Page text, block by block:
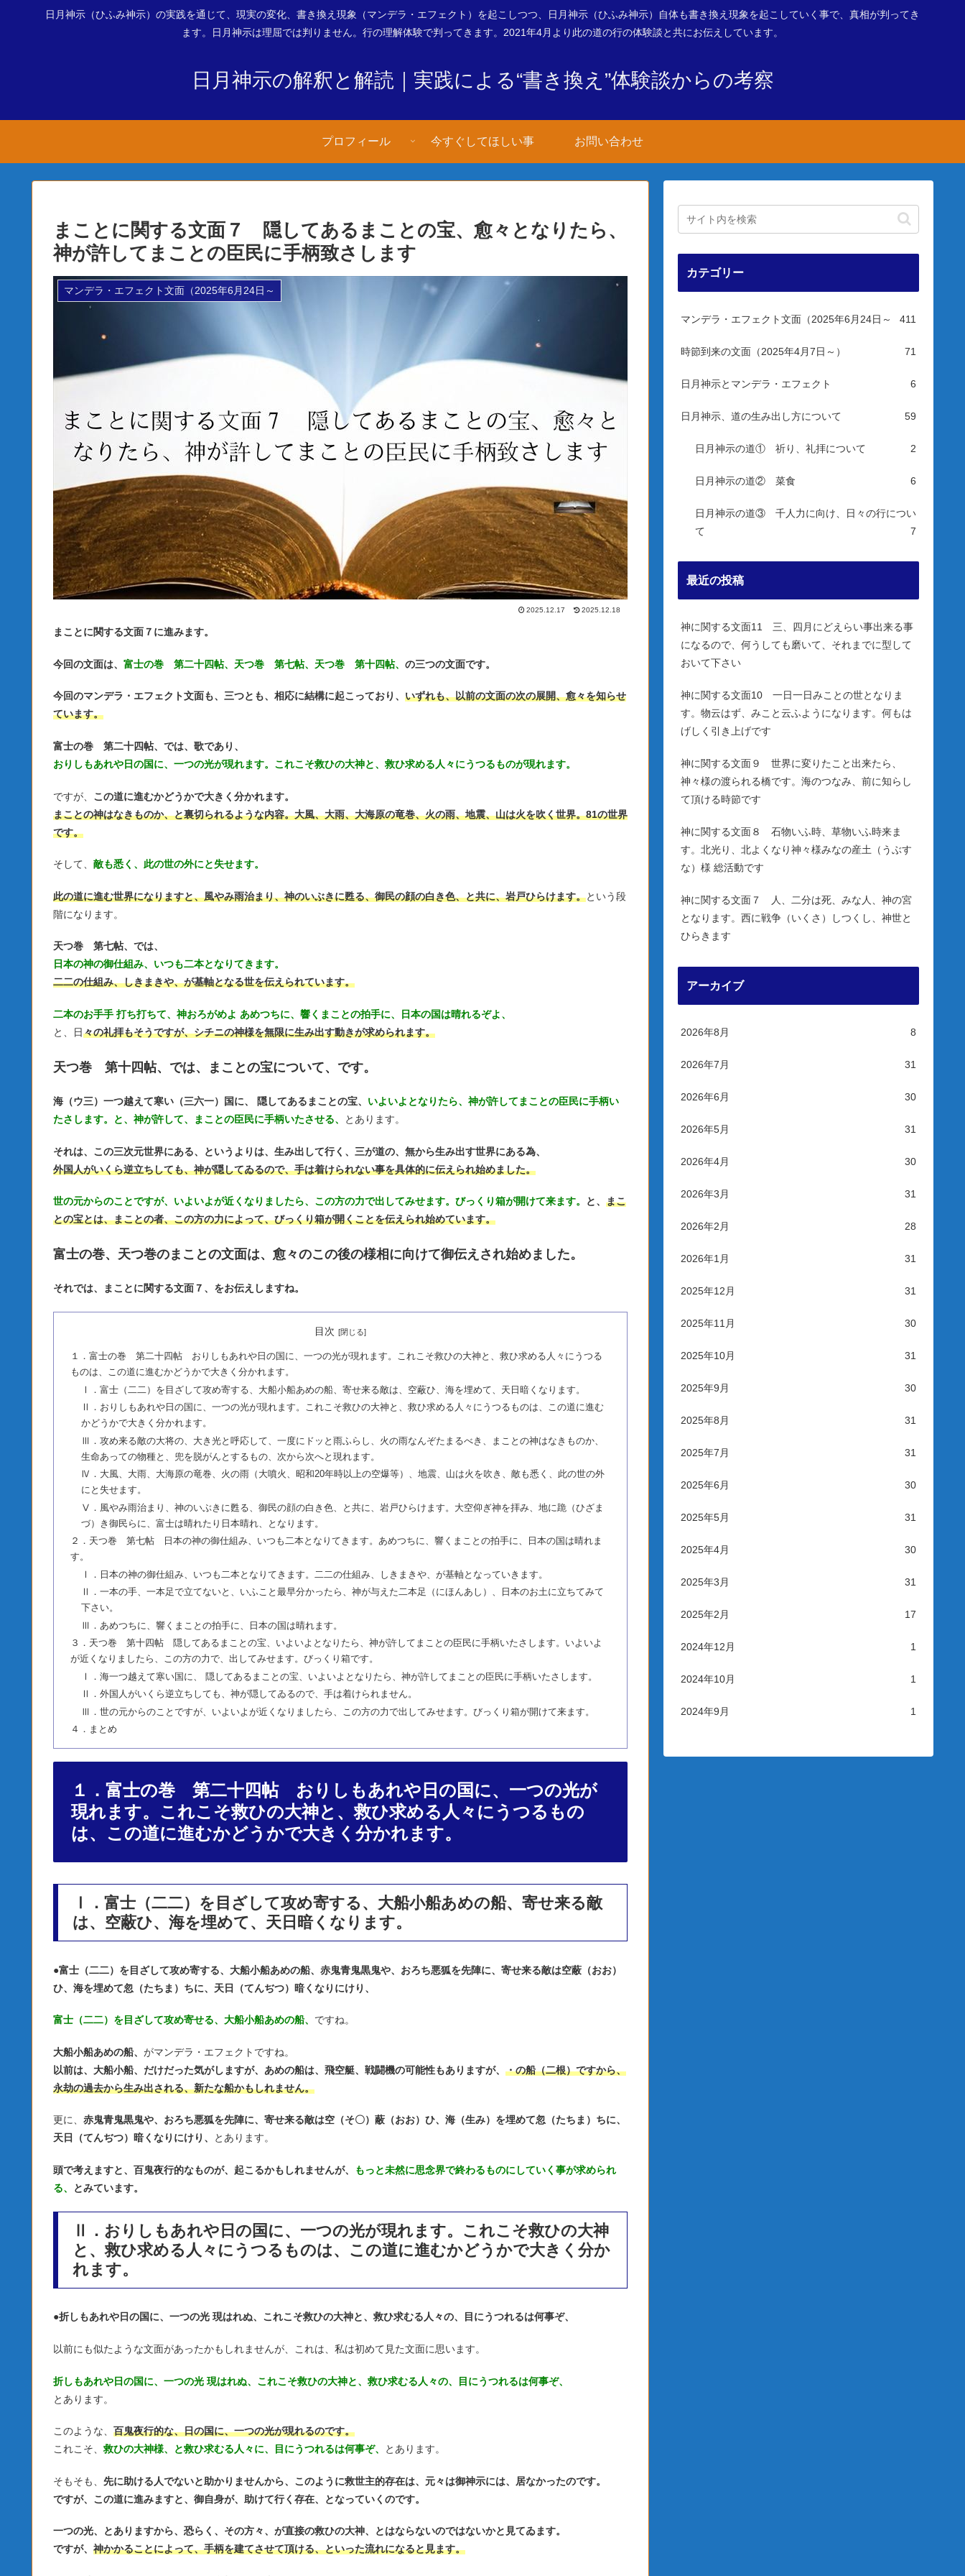
日月神示（ひふみ神示）の実践を通じて、現実の変化、書き換え現象（マンデラ・エフェクト）を起こしつつ、日月神示（ひふみ神示）自体も書き換え現象を起こしていく事で、真相が判ってき
ます。日月神示は理屈では判りません。行の理解体験で判ってきます。2021年4月より此の道の行の体験談と共にお伝えしています。
日月神示の解釈と解読｜実践による“書き換え”体験談からの考察
プロフィール 今すぐしてほしい事 お問い合わせ
まことに関する文面７ 隠してあるまことの宝、愈々となりたら、
神が許してまことの臣民に手柄致さします
マンデラ・エフェクト文面（2025年6月24日～
2025.12.17 2025.12.18
まことに関する文面７に進みます。
今回の文面は、 富士の巻 第二十四帖、天つ巻 第七帖、天つ巻 第十四帖、 の三つの文面です。
今回のマンデラ・エフェクト文面も、三つとも、相応に結構に起こっており、 いずれも、以前の文面の次の展開、愈々を知らせ
ています。
富士の巻 第二十四帖、では、歌であり、
おりしもあれや日の国に、一つの光が現れます。これこそ救ひの大神と、救ひ求める人々にうつるものが現れます。
ですが、 この道に進むかどうかで大きく分かれます。
まことの神はなきものか、と裏切られるような内容。大風、大雨、大海原の竜巻、火の雨、地震、山は火を吹く世界。81の世界
です。
そして、 敵も悉く、此の世の外にと失せます。
此の道に進む世界になりますと、風やみ雨治まり、神のいぶきに甦る、御民の顔の白き色、と共に、岩戸ひらけます。という段
階になります。
天つ巻 第七帖、では、
日本の神の御仕組み、いつも二本となりてきます。
二二の仕組み、しきまきや、が基軸となる世を伝えられています。
二本のお手手 打ち打ちて、神おろがめよ あめつちに、響くまことの拍手に、日本の国は晴れるぞよ、
と、日々の礼拝もそうですが、シチニの神様を無限に生み出す動きが求められます。
天つ巻 第十四帖、では、まことの宝について、です。
海（ウ三）一つ越えて寒い（三六一）国に、 隠してあるまことの宝、 いよいよとなりたら、神が許してまことの臣民に手柄い
たさします。と、神が許して、まことの臣民に手柄いたさせる、
とあります。
それは、この三次元世界にある、というよりは、生み出して行く、三が道の、無から生み出す世界にある為、
外国人がいくら逆立ちしても、神が隠してゐるので、手は着けられない事を具体的に伝えられ始めました。
世の元からのことですが、いよいよが近くなりましたら、この方の力で出してみせます。びっくり箱が開けて来ます。 と、 まこ
との宝とは、まことの者、この方の力によって、びっくり箱が開くことを伝えられ始めています。
富士の巻、天つ巻のまことの文面は、愈々のこの後の様相に向けて御伝えされ始めました。
それでは、まことに関する文面７、をお伝えしますね。
目次
１．富士の巻 第二十四帖 おりしもあれや日の国に、一つの光が現れます。これこそ救ひの大神と、救ひ求める人々にうつる
ものは、この道に進むかどうかで大きく分かれます。
Ⅰ．富士（二二）を目ざして攻め寄する、大船小船あめの船、寄せ来る敵は、空蔽ひ、海を埋めて、天日暗くなります。
Ⅱ．おりしもあれや日の国に、一つの光が現れます。これこそ救ひの大神と、救ひ求める人々にうつるものは、この道に進む
かどうかで大きく分かれます。
Ⅲ．攻め来る敵の大将の、大き光と呼応して、一度にドッと雨ふらし、火の雨なんぞたまるべき、まことの神はなきものか、
生命あっての物種と、兜を脱がんとするもの、次から次へと現れます。
Ⅳ．大風、大雨、大海原の竜巻、火の雨（大噴火、昭和20年時以上の空爆等）、地震、山は火を吹き、敵も悉く、此の世の外
にと失せます。
Ⅴ．風やみ雨治まり、神のいぶきに甦る、御民の顔の白き色、と共に、岩戸ひらけます。大空仰ぎ神を拝み、地に跪（ひざま
づ）き御民らに、富士は晴れたり日本晴れ、となります。
２．天つ巻 第七帖 日本の神の御仕組み、いつも二本となりてきます。あめつちに、響くまことの拍手に、日本の国は晴れま
す。
Ⅰ．日本の神の御仕組み、いつも二本となりてきます。二二の仕組み、しきまきや、が基軸となっていきます。
Ⅱ．一本の手、一本足で立てないと、いふこと最早分かったら、神が与えた二本足（にほんあし）、日本のお土に立ちてみて
下さい。
Ⅲ．あめつちに、響くまことの拍手に、日本の国は晴れます。
３．天つ巻 第十四帖 隠してあるまことの宝、いよいよとなりたら、神が許してまことの臣民に手柄いたさします。いよいよ
が近くなりましたら、この方の力で、出してみせます。びっくり箱です。
Ⅰ．海一つ越えて寒い国に、 隠してあるまことの宝、いよいよとなりたら、神が許してまことの臣民に手柄いたさします。
Ⅱ．外国人がいくら逆立ちしても、神が隠してゐるので、手は着けられません。
Ⅲ．世の元からのことですが、いよいよが近くなりましたら、この方の力で出してみせます。びっくり箱が開けて来ます。
４．まとめ
１．富士の巻 第二十四帖 おりしもあれや日の国に、一つの光が
現れます。これこそ救ひの大神と、救ひ求める人々にうつるもの
は、この道に進むかどうかで大きく分かれます。
Ⅰ．富士（二二）を目ざして攻め寄する、大船小船あめの船、寄せ来る敵
は、空蔽ひ、海を埋めて、天日暗くなります。
●富士（二二）を目ざして攻め寄する、大船小船あめの船、赤鬼青鬼黒鬼や、おろち悪狐を先陣に、寄せ来る敵は空蔽（おお）
ひ、海を埋めて忽（たちま）ちに、天日（てんぢつ）暗くなりにけり、
富士（二二）を目ざして攻め寄せる、大船小船あめの船、 ですね。
大船小船あめの船、 がマンデラ・エフェクトですね。
以前は、大船小船、だけだった気がしますが、あめの船は、飛空艇、戦闘機の可能性もありますが、 ・の船（二根）ですから、
永劫の過去から生み出される、新たな船かもしれません。
更に、 赤鬼青鬼黒鬼や、おろち悪狐を先陣に、寄せ来る敵は空（そ〇）蔽（おお）ひ、海（生み）を埋めて忽（たちま）ちに、
天日（てんぢつ）暗くなりにけり、
とあります。
頭で考えますと、百鬼夜行的なものが、起こるかもしれませんが、
もっと未然に思念界で終わるものにしていく事が求められ
る、
とみています。
Ⅱ．おりしもあれや日の国に、一つの光が現れます。これこそ救ひの大神
と、救ひ求める人々にうつるものは、この道に進むかどうかで大きく分か
れます。
●折しもあれや日の国に、一つの光 現はれぬ、これこそ救ひの大神と、救ひ求むる人々の、目にうつれるは何事ぞ、
以前にも似たような文面があったかもしれませんが、これは、私は初めて見た文面に思います。
折しもあれや日の国に、一つの光 現はれぬ、これこそ救ひの大神と、救ひ求むる人々の、目にうつれるは何事ぞ、
とあります。
このような、 百鬼夜行的な、日の国に、一つの光が現れるのです。
これこそ、救ひの大神様、と救ひ求むる人々に、目にうつれるは何事ぞ、 とあります。
そもそも、 先に助ける人でないと助かりませんから、このように救世主的存在は、元々は御神示には、居なかったのです。
ですが、この道に進みますと、御自身が、助けて行く存在、となっていくのです。
一つの光、とありますから、恐らく、その方々、が直接の救ひの大神、とはならないのではないかと見てゐます。
ですが、 神かかることによって、手柄を建てさせて頂ける、といった流れになると見ます。
カテゴリー
マンデラ・エフェクト文面（2025年6月24日～ 411
時節到来の文面（2025年4月7日～） 71
日月神示とマンデラ・エフェクト 6
日月神示、道の生み出し方について 59
日月神示の道① 祈り、礼拝について 2
日月神示の道② 菜食 6
日月神示の道③ 千人力に向け、日々の行につい
て
7
最近の投稿
神に関する文面11 三、四月にどえらい事出来る事
になるので、何うしても磨いて、それまでに型して
おいて下さい
神に関する文面10 一日一日みことの世となりま
す。物云はず、みこと云ふようになります。何もは
げしく引き上げです
神に関する文面９ 世界に変りたこと出来たら、
神々様の渡られる橋です。海のつなみ、前に知らし
て頂ける時節です
神に関する文面８ 石物いふ時、草物いふ時来ま
す。北光り、北よくなり神々様みなの産土（うぶす
な）様 総活動です
神に関する文面７ 人、二分は死、みな人、神の宮
となります。西に戦争（いくさ）しつくし、神世と
ひらきます
アーカイブ
2026年8月 8
2026年7月 31
2026年6月 30
2026年5月 31
2026年4月 30
2026年3月 31
2026年2月 28
2026年1月 31
2025年12月 31
2025年11月 30
2025年10月 31
2025年9月 30
2025年8月 31
2025年7月 31
2025年6月 30
2025年5月 31
2025年4月 30
2025年3月 31
2025年2月 17
2024年12月 1
2024年10月 1
2024年9月 1